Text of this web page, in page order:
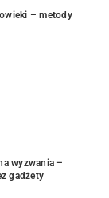
– metody
wyzwania –
gadżety